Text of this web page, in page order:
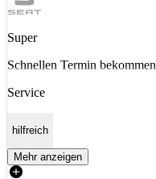
Super
Schnellen Termin bekommen
Service
hilfreich
Mehr anzeigen